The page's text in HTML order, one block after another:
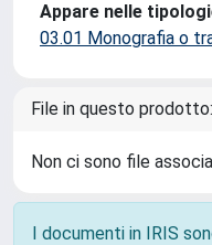
Appare nelle
03.01 Monografia o
File in questo prodotto:
Non ci sono file
I documenti in IRIS